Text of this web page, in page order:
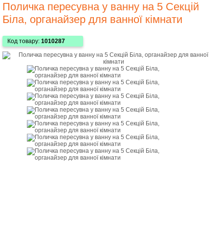
Поличка пересувна у ванну на 5 Секцій
Біла, органайзер для ванної кімнати
Код товару: 1010287